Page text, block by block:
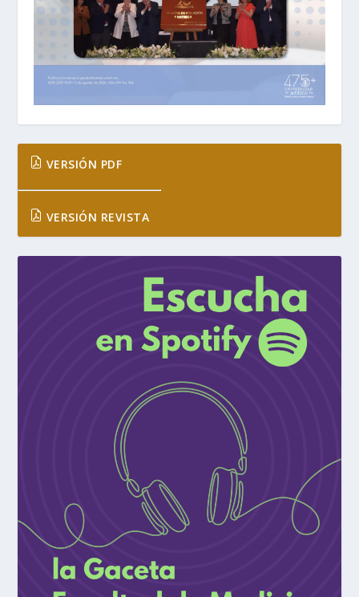
VERSIÓN PDF
VERSIÓN REVISTA